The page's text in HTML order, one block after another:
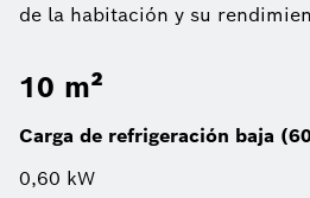
de la habitación y su
10 m²
Carga de refrigeración baja
0,60 kW